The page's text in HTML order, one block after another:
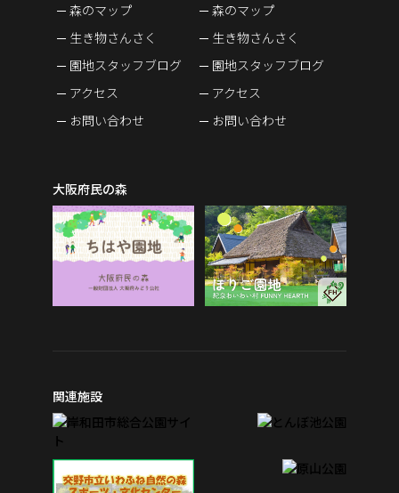
森のマップ
生き物さんさく
園地スタッフブログ
アクセス
お問い合わせ
森のマップ
生き物さんさく
園地スタッフブログ
アクセス
お問い合わせ
大阪府民の森
関連施設